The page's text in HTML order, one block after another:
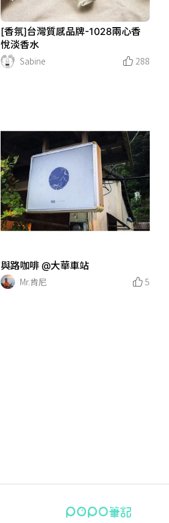
[香氛]台灣質感品牌-1028兩心香
悅淡香水
Sabine
288
與路咖啡 @大華車站
Mr.肯尼
5